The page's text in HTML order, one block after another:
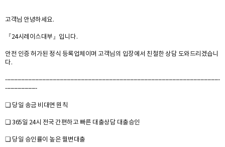
고객님 안녕하세요.
『24시레이스대부』입니다.
안전 인증 허가된 정식 등록업체이며 고객님의 입장에서 친철한 상담 도와드리겠습니
다.
--------------------------------------------------------------------------------------------------------------------------
------------------
❏ 당일 송금 비대면 원칙
❏ 365일 24시 전국 간편하고 빠른 대출상담 대출승인
❏ 당일 승인률이 높은 월변대출